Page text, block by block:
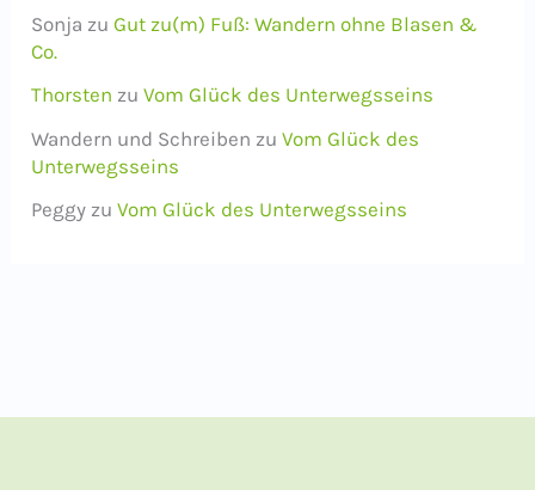
Sonja zuGut zu(m) Fuß: Wandern ohne Blasen &
Co.
Thorsten zuVom Glück des Unterwegsseins
Wandern und Schreiben zuVom Glück des
Unterwegsseins
Peggy zuVom Glück des Unterwegsseins